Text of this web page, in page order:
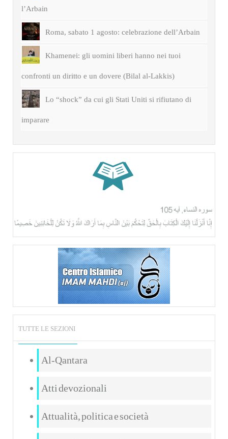
l’Arbain
Roma, sabato 1 agosto: celebrazione dell’Arbain
Khamenei: gli uomini liberi hanno nei tuoi
confronti un diritto e un dovere (Bilal al-Lakkis)
Lo “shock” da cui gli Stati Uniti si rifiutano di
imparare
TUTTE LE SEZIONI
Al-Qantara
Atti devozionali
Attualità, politica e società